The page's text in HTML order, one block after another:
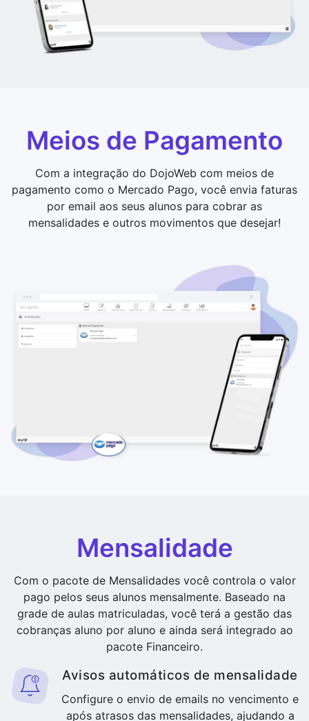
Meios de Pagamento
Com a integração do DojoWeb com meios de
pagamento como o Mercado Pago, você envia faturas
por email aos seus alunos para cobrar as
mensalidades e outros movimentos que desejar!
Mensalidade
Com o pacote de Mensalidades você controla o valor
pago pelos seus alunos mensalmente. Baseado na
grade de aulas matriculadas, você terá a gestão das
cobranças aluno por aluno e ainda será integrado ao
pacote Financeiro.
Avisos automáticos de mensalidade
Configure o envio de emails no vencimento e
após atrasos das mensalidades, ajudando a